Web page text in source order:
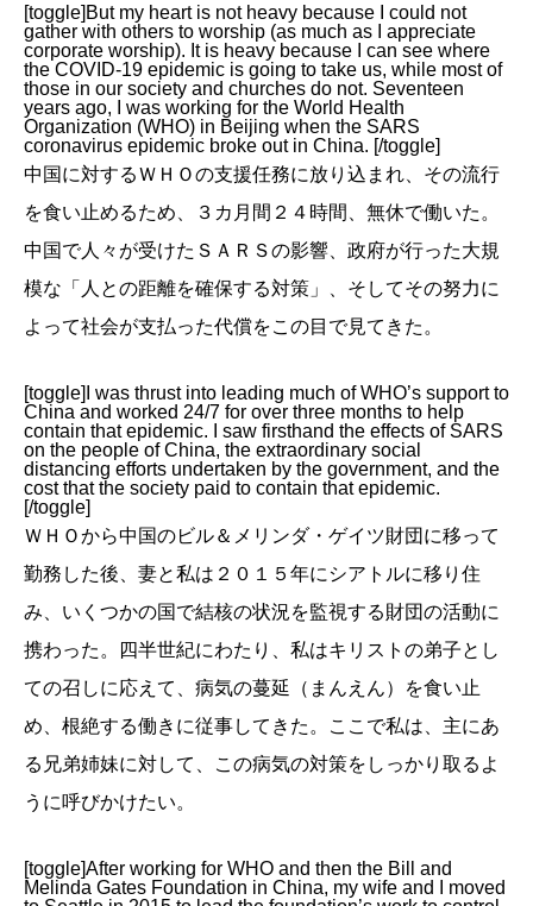
[toggle]But my heart is not heavy because I could not
gather with others to worship (as much as I appreciate
corporate worship). It is heavy because I can see where
the COVID-19 epidemic is going to take us, while most of
those in our society and churches do not. Seventeen
years ago, I was working for the World Health
Organization (WHO) in Beijing when the SARS
coronavirus epidemic broke out in China. [/toggle]
中国に対するＷＨＯの支援任務に放り込まれ、その流行
を食い止めるため、３カ月間２４時間、無休で働いた。
中国で人々が受けたＳＡＲＳの影響、政府が行った大規
模な「人との距離を確保する対策」、そしてその努力に
よって社会が支払った代償をこの目で見てきた。
[toggle]I was thrust into leading much of WHO’s support to
China and worked 24/7 for over three months to help
contain that epidemic. I saw firsthand the effects of SARS
on the people of China, the extraordinary social
distancing efforts undertaken by the government, and the
cost that the society paid to contain that epidemic.
[/toggle]
ＷＨＯから中国のビル＆メリンダ・ゲイツ財団に移って
勤務した後、妻と私は２０１５年にシアトルに移り住
み、いくつかの国で結核の状況を監視する財団の活動に
携わった。四半世紀にわたり、私はキリストの弟子とし
ての召しに応えて、病気の蔓延（まんえん）を食い止
め、根絶する働きに従事してきた。ここで私は、主にあ
る兄弟姉妹に対して、この病気の対策をしっかり取るよ
うに呼びかけたい。
[toggle]After working for WHO and then the Bill and
Melinda Gates Foundation in China, my wife and I moved